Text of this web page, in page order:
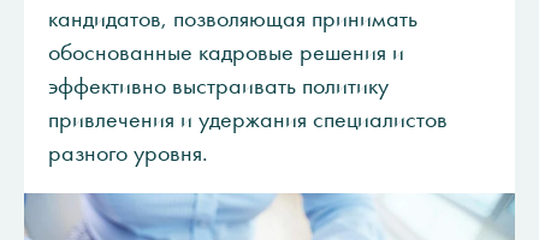
кандидатов, позволяющая принимать
обоснованные кадровые решения и
эффективно выстраивать политику
привлечения и удержания специалистов
разного уровня.